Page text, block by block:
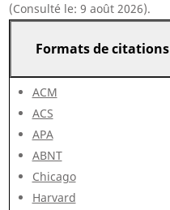
(Consulté le: 9 août 2026).
Formats de citations
ACM
ACS
APA
ABNT
Chicago
Harvard